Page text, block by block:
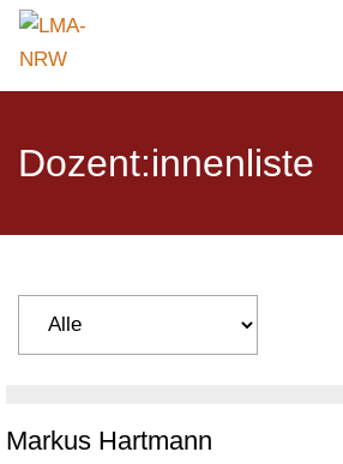
Dozent:innenliste
Markus Hartmann